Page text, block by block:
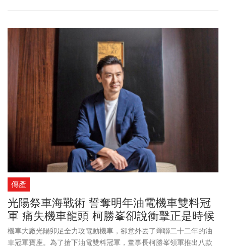
傳產
光陽祭車海戰術 誓奪明年油電機車雙料冠
軍 痛失機車龍頭 柯勝峯卻說衝擊正是時候
機車大廠光陽卯足全力攻電動機車，卻意外丟了蟬聯二十二年的油
車冠軍寶座。為了搶下油電雙料冠軍，董事長柯勝峯領軍推出八款